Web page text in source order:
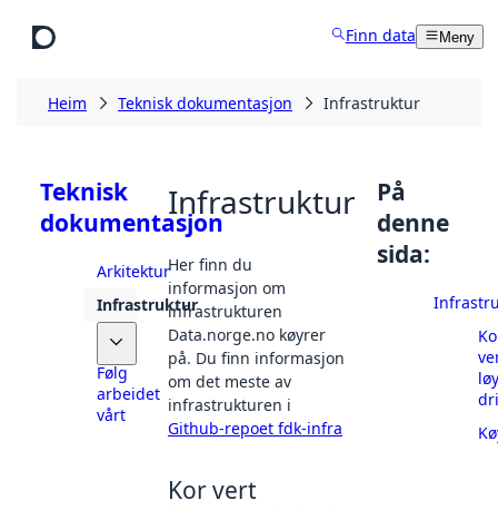
Finn data Meny
Heim Teknisk dokumentasjon Infrastruktur
Teknisk
dokumentasjon
Arkitektur
Infrastruktur
API
Følg
arbeidet
vårt
Infrastruktur
Her finn du
informasjon om
infrastrukturen
Data.norge.no køyrer
på. Du finn informasjon
om det meste av
infrastrukturen i
Github-repoet fdk-infra
Kor vert
På
denne
sida: